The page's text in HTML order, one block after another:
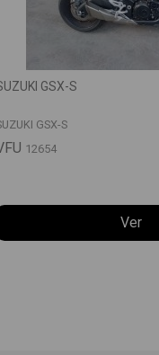
GSX-S
GSX-S
12654
Ver